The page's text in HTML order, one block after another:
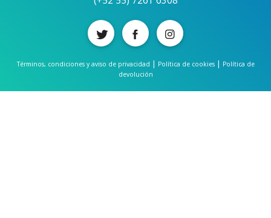
Términos, condiciones y aviso de privacidad | Política de cookies| Política de
devolución